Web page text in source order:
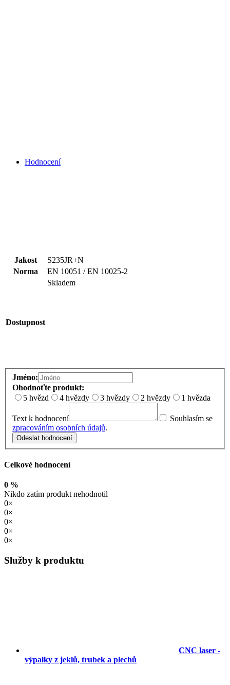
Hodnocení
Jakost
S235JR+N
Norma
EN 10051 / EN 10025-2
Dostupnost
Skladem
Jméno:
Ohodnoťte produkt:
5 hvězd
4 hvězdy 3 hvězdy 2 hvězdy 1 hvězda
Text k hodnocení
Souhlasím se
zpracováním osobních údajů.
Odeslat hodnocení
Celkové hodnocení
0 %
Nikdo zatím produkt nehodnotil
0×
0×
0×
0×
0×
Služby k produktu
CNC laser -
výpalky z jeklů, trubek a plechů